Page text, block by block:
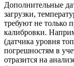
Дополнительные
загрузки,
требуют не только
калибровки.
(датчика уровня
погрешностям в
отразится на